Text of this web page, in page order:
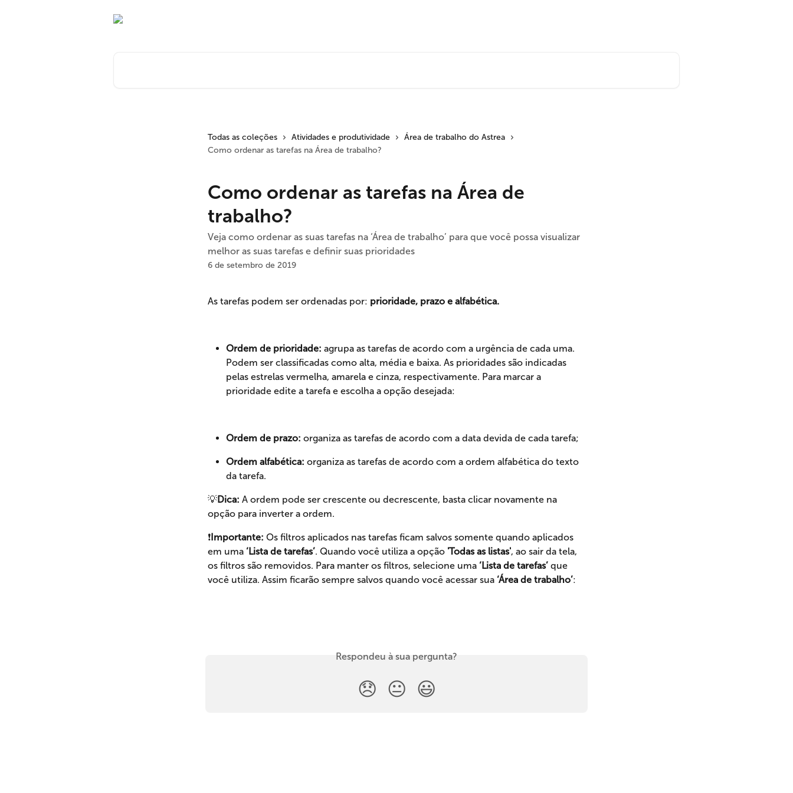
Todas as coleções Atividades e produtividade
Área de trabalho do Astrea
Como ordenar as tarefas na Área de trabalho?
Como ordenar as tarefas na Área de
trabalho?
Veja como ordenar as suas tarefas na ‘Área de trabalho’ para que você possa visualizar
melhor as suas tarefas e definir suas prioridades
6 de setembro de 2019
As tarefas podem ser ordenadas por: prioridade, prazo e alfabética.
Ordem de prioridade: agrupa as tarefas de acordo com a urgência de cada uma.
Podem ser classificadas como alta, média e baixa. As prioridades são indicadas
pelas estrelas vermelha, amarela e cinza, respectivamente. Para marcar a
prioridade edite a tarefa e escolha a opção desejada:
Ordem de prazo: organiza as tarefas de acordo com a data devida de cada tarefa;
Ordem alfabética: organiza as tarefas de acordo com a ordem alfabética do texto
da tarefa.
💡Dica: A ordem pode ser crescente ou decrescente, basta clicar novamente na
opção para inverter a ordem.
❗ Importante: Os filtros aplicados nas tarefas ficam salvos somente quando aplicados
em uma ‘Lista de tarefas’. Quando você utiliza a opção 'Todas as listas', ao sair da tela,
os filtros são removidos. Para manter os filtros, selecione uma ‘Lista de tarefas’ que
você utiliza. Assim ficarão sempre salvos quando você acessar sua ‘Área de trabalho’:
Respondeu à sua pergunta?
😞 😐 😃